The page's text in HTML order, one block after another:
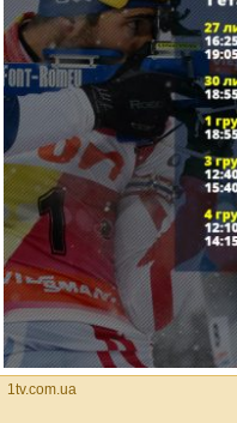
1tv.com.ua